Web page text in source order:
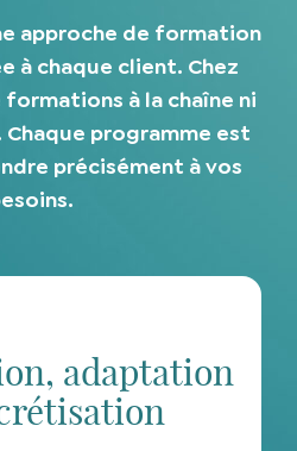
approche de formation
à chaque client. Chez
formations à la chaîne ni
programme est
précisément à vos
adaptation